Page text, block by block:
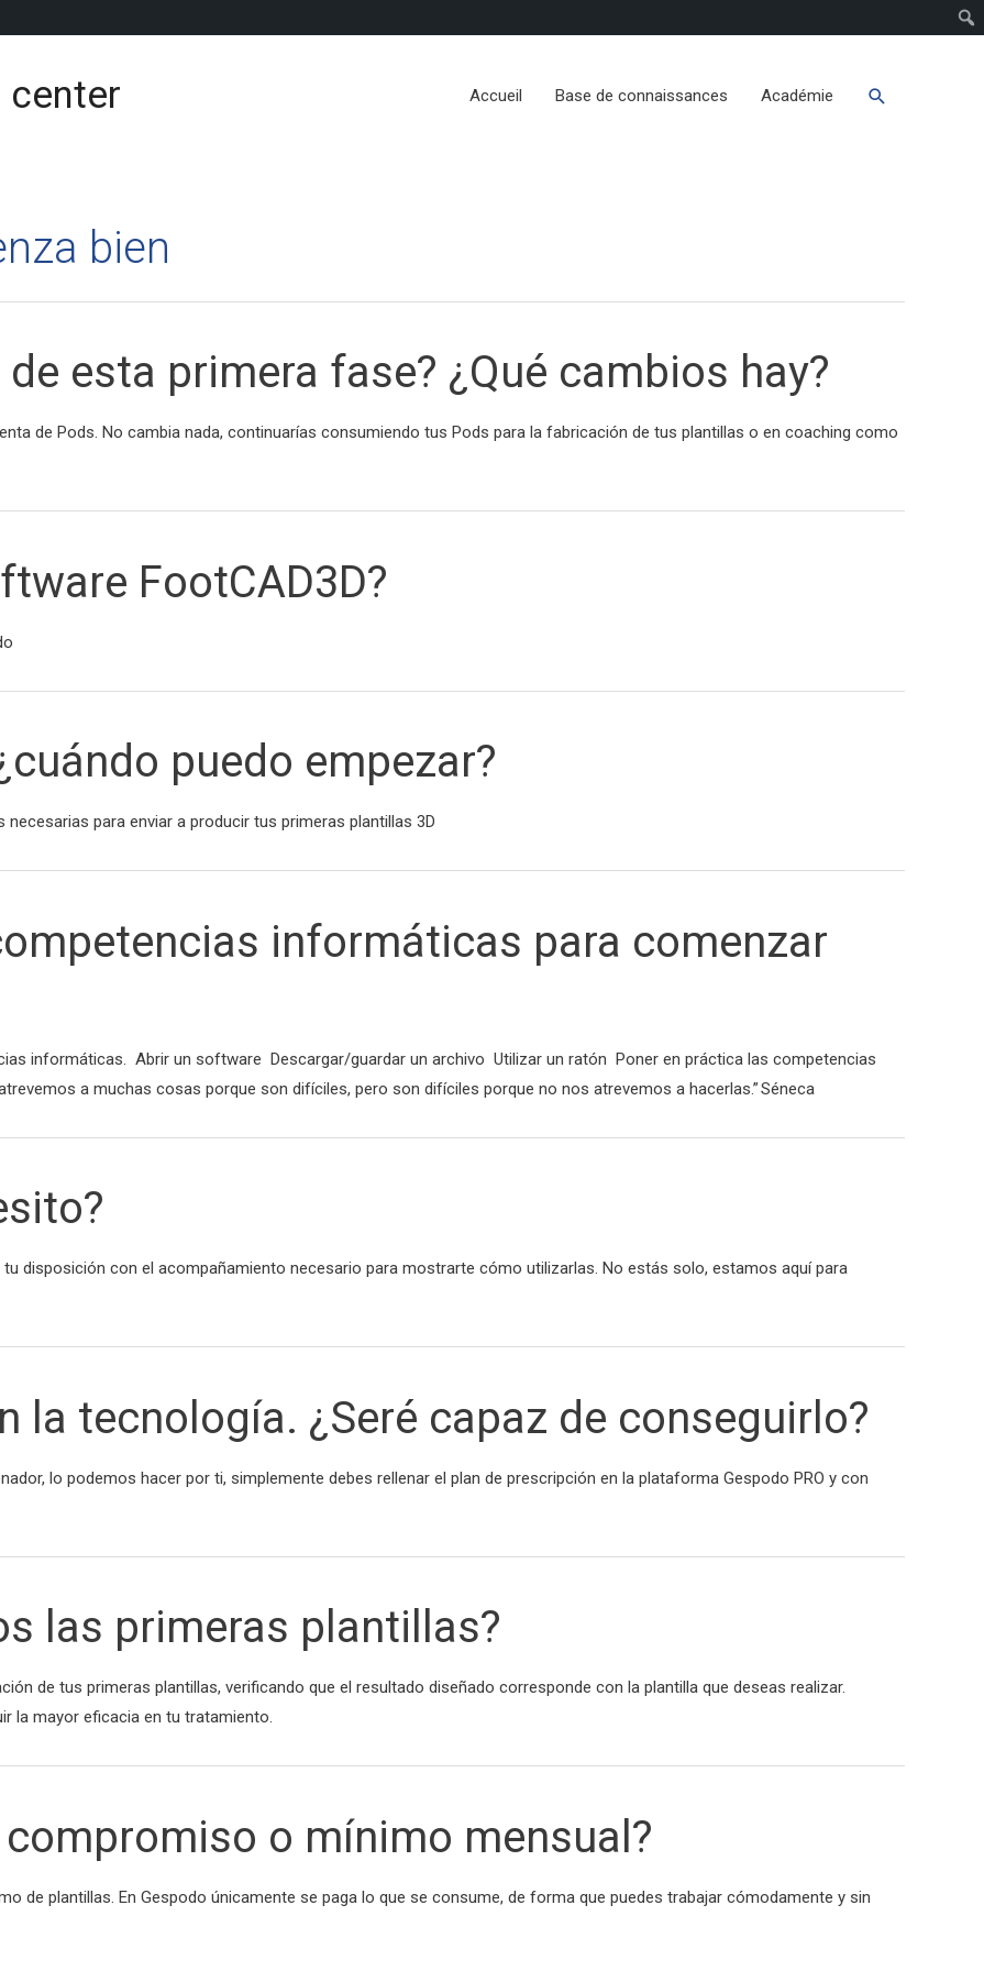
center Accueil Base de connaissances Académie
bien
esta primera fase? ¿Qué cambios hay?
de Pods. No cambia nada, continuarías consumiendo tus Pods para la fabricación de tus plantillas o en coaching como
FootCAD3D?
puedo empezar?
para enviar a producir tus primeras plantillas 3D
informáticas para comenzar
informáticas. Abrir un software Descargar/guardar un archivo Utilizar un ratón Poner en práctica las competencias
a muchas cosas porque son difíciles, pero son difíciles porque no nos atrevemos a hacerlas.” Séneca
disposición con el acompañamiento necesario para mostrarte cómo utilizarlas. No estás solo, estamos aquí para
la tecnología. ¿Seré capaz de conseguirlo?
lo podemos hacer por ti, simplemente debes rellenar el plan de prescripción en la plataforma Gespodo PRO y con
las primeras plantillas?
de tus primeras plantillas, verificando que el resultado diseñado corresponde con la plantilla que deseas realizar.
la mayor eficacia en tu tratamiento.
o mínimo mensual?
de plantillas. En Gespodo únicamente se paga lo que se consume, de forma que puedes trabajar cómodamente y sin